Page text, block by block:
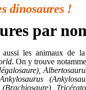
dinosaures !
par
les animaux de
. On y trouve